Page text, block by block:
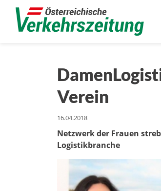
Verein
16.04.2018
Netzwerk der Frauen
Logistikbranche